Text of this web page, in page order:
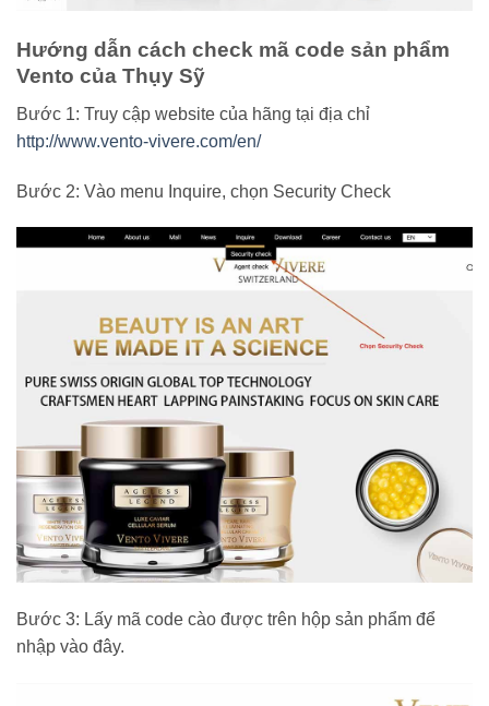
Hướng dẫn cách check mã code sản phẩm
Vento của Thụy Sỹ
Bước 1: Truy cập website của hãng tại địa chỉ
http://www.vento-vivere.com/en/
Bước 2: Vào menu Inquire, chọn Security Check
Bước 3: Lấy mã code cào được trên hộp sản phẩm để
nhập vào đây.